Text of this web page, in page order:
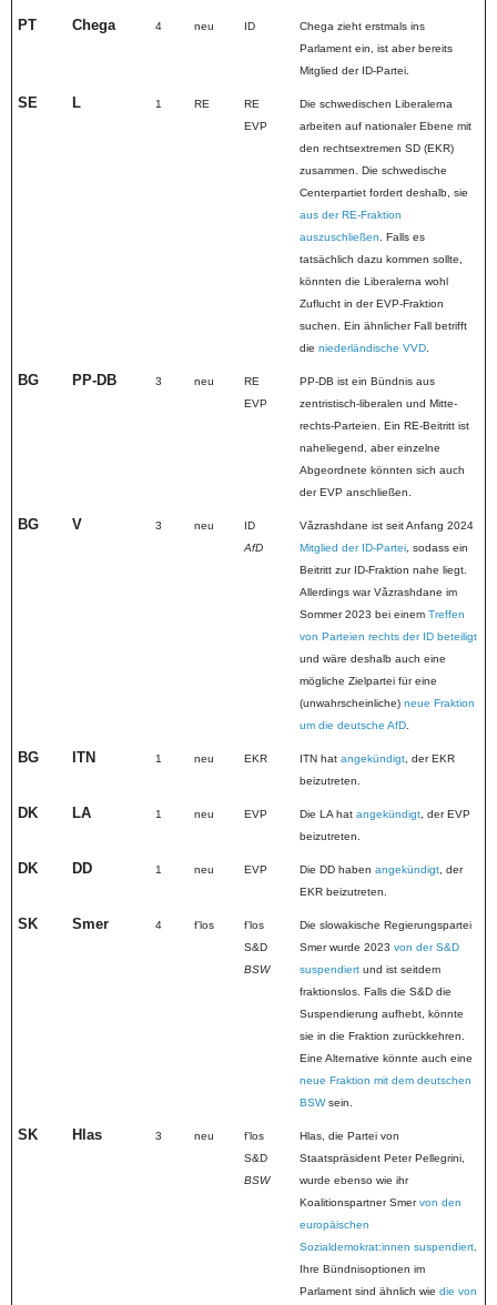
PT Chega 4 neu ID
Chega zieht erstmals ins
Parlament ein, ist aber bereits
Mitglied der ID-Partei.
SE L 1 RE
RE
EVP
Die schwedischen Liberalerna
arbeiten auf nationaler Ebene mit
den rechtsextremen SD (EKR)
zusammen. Die schwedische
Centerpartiet fordert deshalb, sie
aus der RE-Fraktion
auszuschließen . Falls es
tatsächlich dazu kommen sollte,
könnten die Liberalerna wohl
Zuflucht in der EVP-Fraktion
suchen. Ein ähnlicher Fall betrifft
die niederländische VVD
BG PP-DB 3 neu
RE
EVP
PP-DB ist ein Bündnis aus
zentristisch-liberalen und Mitte-
rechts-Parteien. Ein RE-Beitritt ist
naheliegend, aber einzelne
Abgeordnete könnten sich auch
der EVP anschließen.
BG V 3 neu
ID
AfD
Vǎzrashdane ist seit Anfang 2024
Mitglied der ID-Partei , sodass ein
Beitritt zur ID-Fraktion nahe liegt.
Allerdings war Vǎzrashdane im
Sommer 2023 bei einem Treffen
von Parteien rechts der ID beteiligt
und wäre deshalb auch eine
mögliche Zielpartei für eine
(unwahrscheinliche) neue Fraktion
um die deutsche AfD
BG ITN 1 neu EKR ITN hat angekündigt , der EKR
beizutreten.
DK LA 1 neu EVP Die LA hat angekündigt , der EVP
beizutreten.
DK DD 1 neu EVP Die DD haben angekündigt , der
EKR beizutreten.
SK Smer 4 fʼlos
fʼlos
S&D
BSW
Die slowakische Regierungspartei
Smer wurde 2023 von der S&D
suspendiert und ist seitdem
fraktionslos. Falls die S&D die
Suspendierung aufhebt, könnte
sie in die Fraktion zurückkehren.
Eine Alternative könnte auch eine
neue Fraktion mit dem deutschen
BSWsein.
SK Hlas 3 neu
fʼlos
S&D
BSW
Hlas, die Partei von
Staatspräsident Peter Pellegrini,
wurde ebenso wie ihr
Koalitionspartner Smervon den
europäischen
Sozialdemokrat:innen suspendiert
Ihre Bündnisoptionen im
Parlament sind ähnlich wie die von